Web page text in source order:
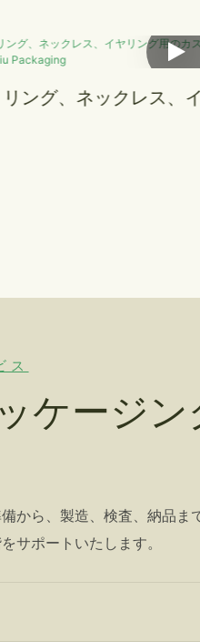
カスタムアートペーパ
ス
ケージン
から、製造、検査、納品ま
サポートいたします。